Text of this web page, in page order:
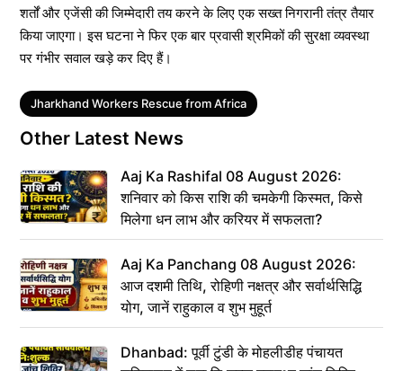
शर्तों और एजेंसी की जिम्मेदारी तय करने के लिए एक सख्त निगरानी तंत्र तैयार
किया जाएगा। इस घटना ने फिर एक बार प्रवासी श्रमिकों की सुरक्षा व्यवस्था
पर गंभीर सवाल खड़े कर दिए हैं।
Tags
Jharkhand Workers Rescue from Africa
Other Latest News
Aaj Ka Rashifal 08 August 2026:
शनिवार को किस राशि की चमकेगी किस्मत, किसे
मिलेगा धन लाभ और करियर में सफलता?
Aaj Ka Panchang 08 August 2026:
आज दशमी तिथि, रोहिणी नक्षत्र और सर्वार्थसिद्धि
योग, जानें राहुकाल व शुभ मुहूर्त
Dhanbad: पूर्वी टुंडी के मोहलीडीह पंचायत